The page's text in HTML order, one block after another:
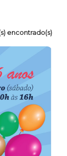
encontrado(s)